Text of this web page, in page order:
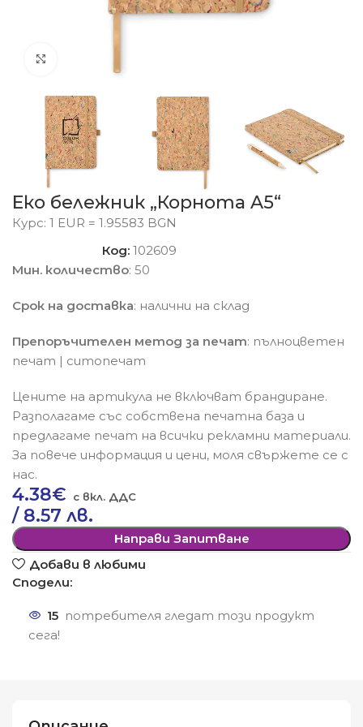
Еко бележник „Корнота A5“
Курс: 1 EUR = 1.95583 BGN
Код:102609
Мин. количество: 50
Срок на доставка: налични на склад
Препоръчителен метод за печат: пълноцветен
печат | ситопечат
Цените на артикула не включват брандиране.
Разполагаме със собствена печатна база и
предлагаме печат на всички рекламни материали.
За повече информация и цени, моля свържете се с
нас.
4.38€
/ 8.57 лв.
Направи Запитване
Добави в любими
Сподели:
15 потребителя гледат този продукт
сега!